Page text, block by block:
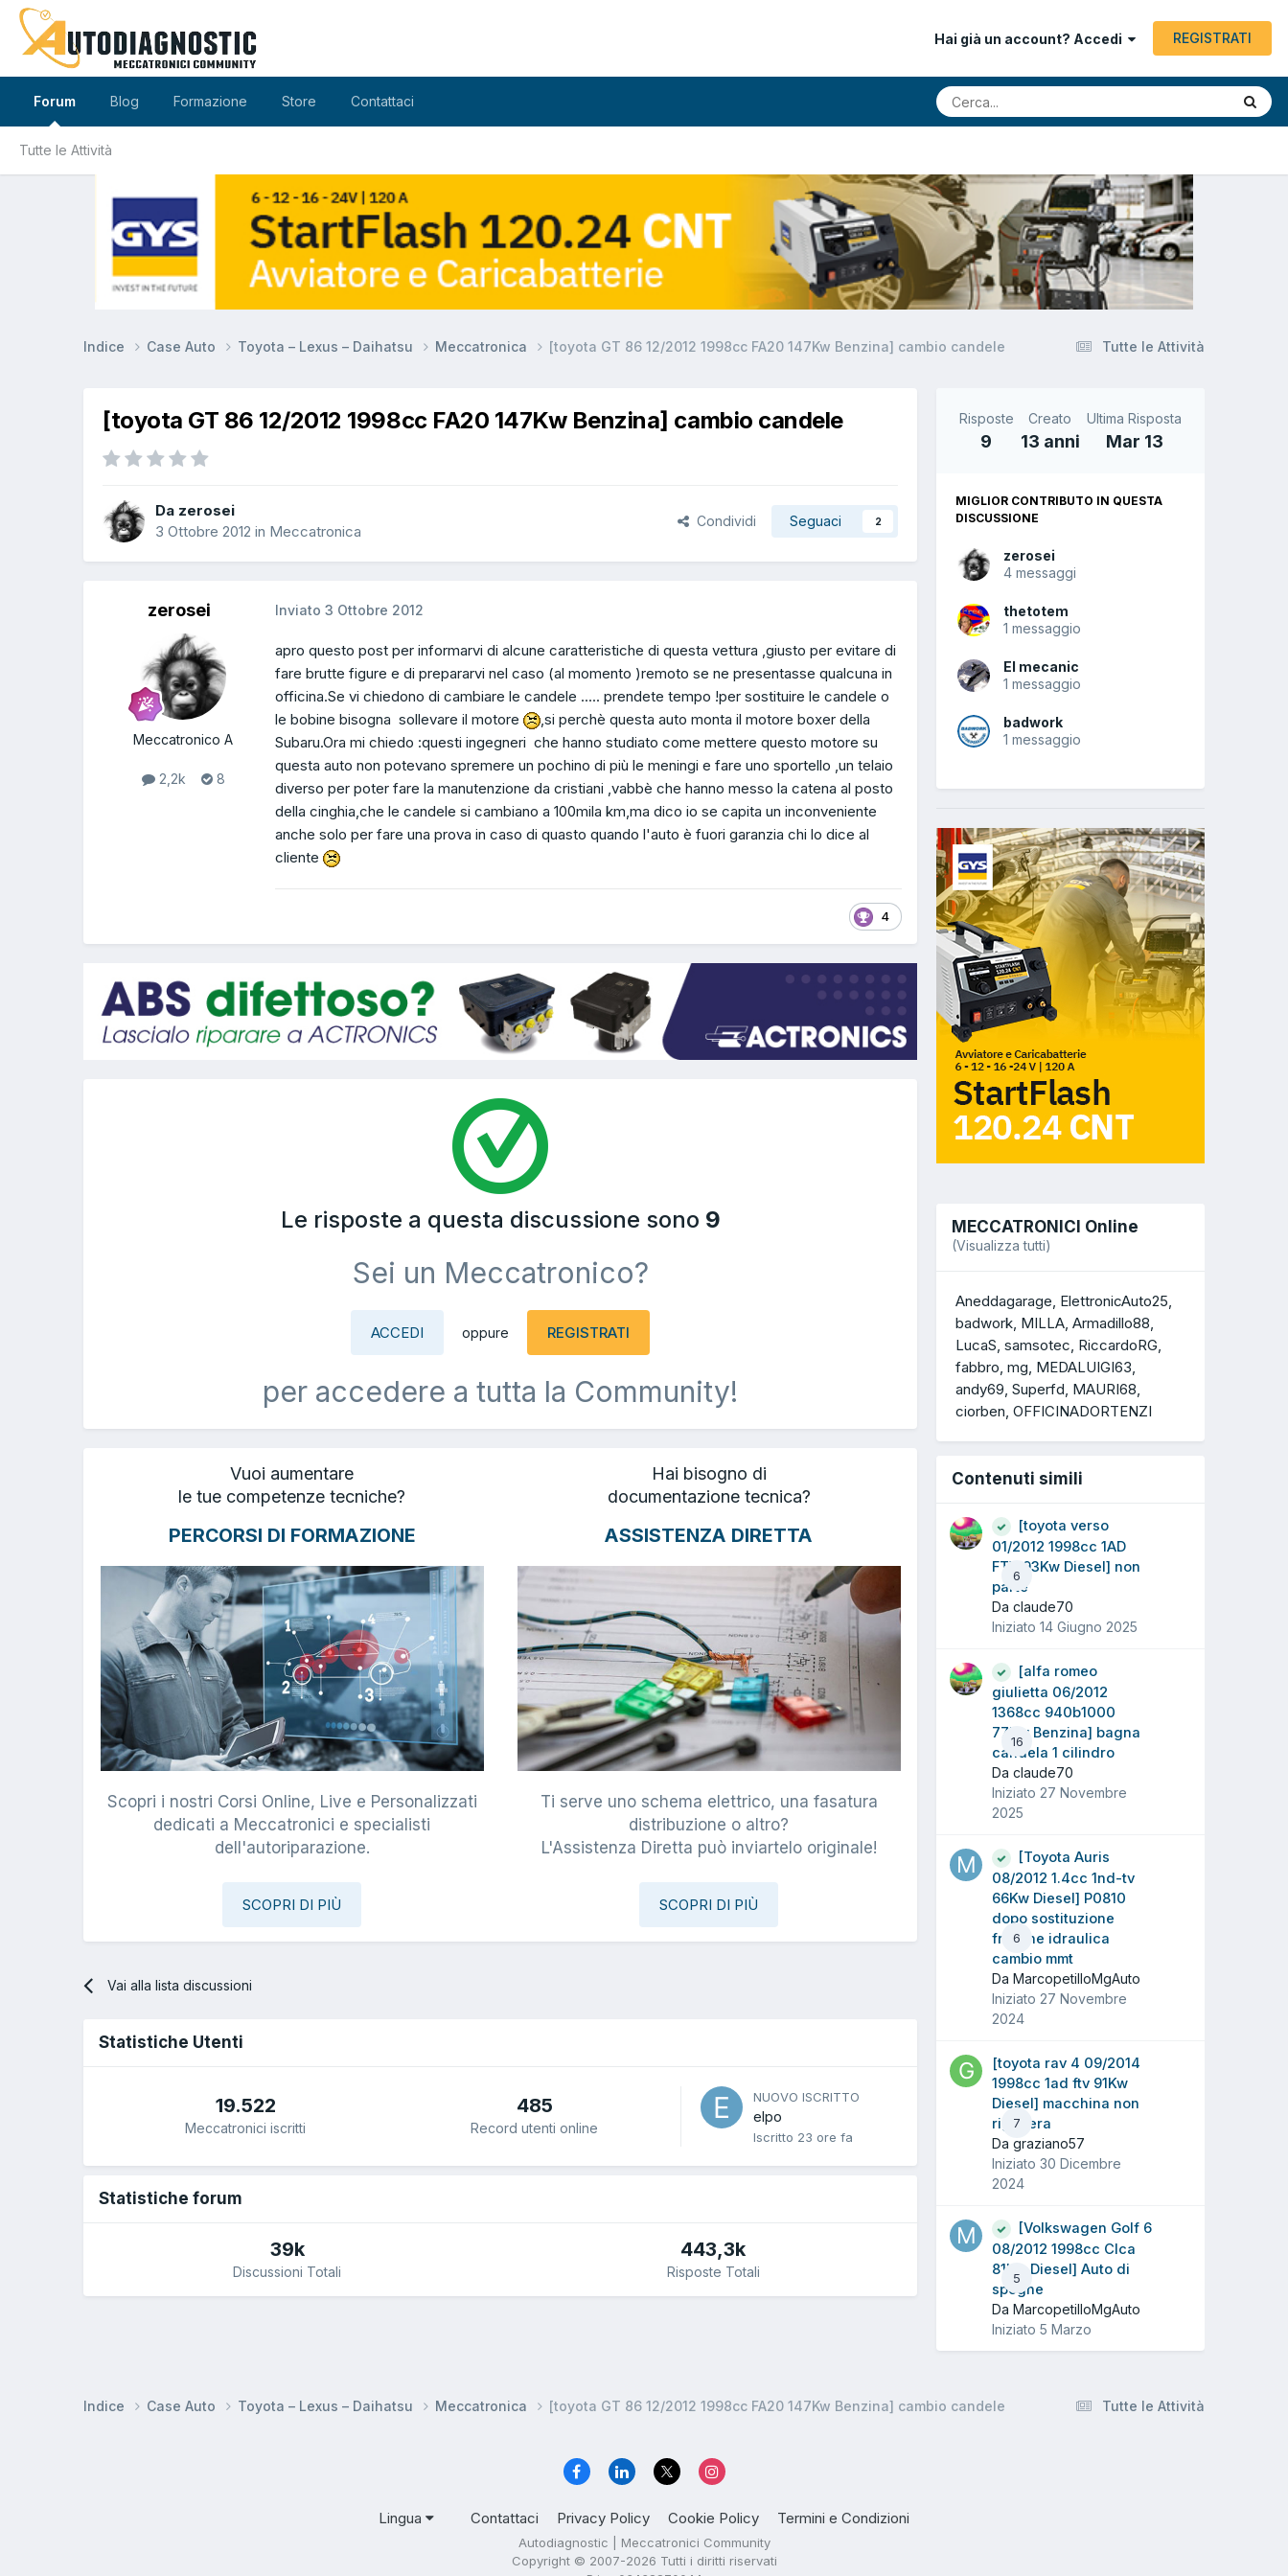
Hai già un account? Accedi REGISTRATI
Forum
Tutte le Attività
Blog Formazione Store Contattaci
Tutte le Attività
Indice Case Auto Toyota – Lexus – Daihatsu Meccatronica [toyota GT 86 12/2012 1998cc FA20 147Kw Benzina] cambio candele
[toyota GT 86 12/2012 1998cc FA20 147Kw Benzina] cambio candele
Da zerosei
3 Ottobre 2012 in Meccatronica
Condividi Seguaci 2
zerosei
Meccatronico A
2,2k 8
Inviato 3 Ottobre 2012
apro questo post per informarvi di alcune caratteristiche di questa vettura ,giusto per evitare di
fare brutte figure e di prepararvi nel caso (al momento )remoto se ne presentasse qualcuna in
officina.Se vi chiedono di cambiare le candele ..... prendete tempo !per sostituire le candele o
le bobine bisogna sollevare il motore
,si perchè questa auto monta il motore boxer della
Subaru.Ora mi chiedo :questi ingegneri che hanno studiato come mettere questo motore su
questa auto non potevano spremere un pochino di più le meningi e fare uno sportello ,un telaio
diverso per poter fare la manutenzione da cristiani ,vabbè che hanno messo la catena al posto
della cinghia,che le candele si cambiano a 100mila km,ma dico io se capita un inconveniente
anche solo per fare una prova in caso di quasto quando l'auto è fuori garanzia chi lo dice al
cliente
4
Le risposte a questa discussione sono 9
Sei un Meccatronico?
ACCEDI oppure REGISTRATI
per accedere a tutta la Community!
Vuoi aumentare
le tue competenze tecniche?
PERCORSI DI FORMAZIONE
Scopri i nostri Corsi Online, Live e Personalizzati
dedicati a Meccatronici e specialisti
dell'autoriparazione.
SCOPRI DI PIÙ
Hai bisogno di
documentazione tecnica?
ASSISTENZA DIRETTA
Ti serve uno schema elettrico, una fasatura
distribuzione o altro?
L'Assistenza Diretta può inviartelo originale!
SCOPRI DI PIÙ
Vai alla lista discussioni
Statistiche Utenti
19.522
Meccatronici iscritti
485
Record utenti online
NUOVO ISCRITTO
elpo
Iscritto 23 ore fa
Statistiche forum
39k
Discussioni Totali
443,3k
Risposte Totali
Risposte
9
Creato
13 anni
Ultima Risposta
Mar 13
MIGLIOR CONTRIBUTO IN QUESTA
DISCUSSIONE
zerosei
4 messaggi
thetotem
1 messaggio
El mecanic
1 messaggio
badwork
1 messaggio
MECCATRONICI Online
(Visualizza tutti)
Aneddagarage ElettronicAuto25
badwork MILLA Armadillo88
LucaS samsotec RiccardoRG
fabbro mg MEDALUIGI63
andy69 Superfd MAURI68
ciorben OFFICINADORTENZI
Contenuti simili
6
[toyota verso
01/2012 1998cc 1AD
FTV 93Kw Diesel] non
parte
Da claude70
Iniziato 14 Giugno 2025
16
[alfa romeo
giulietta 06/2012
1368cc 940b1000
77Kw Benzina] bagna
candela 1 cilindro
Da claude70
Iniziato 27 Novembre
2025
6
[Toyota Auris
08/2012 1.4cc 1nd-tv
66Kw Diesel] P0810
dopo sostituzione
frizione idraulica
cambio mmt
Da MarcopetilloMgAuto
Iniziato 27 Novembre
2024
7
[toyota rav 4 09/2014
1998cc 1ad ftv 91Kw
Diesel] macchina non
rigenera
Da graziano57
Iniziato 30 Dicembre
2024
5
[Volkswagen Golf 6
08/2012 1998cc Clca
81Kw Diesel] Auto di
spegne
Da MarcopetilloMgAuto
Iniziato 5 Marzo
Tutte le Attività
Indice Case Auto Toyota – Lexus – Daihatsu Meccatronica [toyota GT 86 12/2012 1998cc FA20 147Kw Benzina] cambio candele
Lingua Contattaci Privacy Policy Cookie Policy Termini e Condizioni
Autodiagnostic | Meccatronici Community
Copyright © 2007-2026 Tutti i diritti riservati